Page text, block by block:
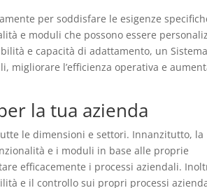
per soddisfare le esigenze
e moduli che possono essere
e capacità di adattamento, un Sistema
migliorare l’efficienza operativa e
la tua azienda
le dimensioni e settori. Innanzitutto, la
e i moduli in base alle proprie
efficacemente i processi aziendali.
e il controllo sui propri processi